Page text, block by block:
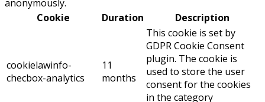
anonymously.
Cookie
Duration Description
cookielawinfo-
checbox-analytics
11
months
This cookie is set by
GDPR Cookie Consent
plugin. The cookie is
used to store the user
consent for the cookies
in the category